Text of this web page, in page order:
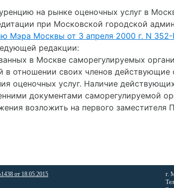
на рынке оценочных услуг в
при Московской городской
Мэра Москвы от 3 апреля 2000 г. N
редакции:
в Москве саморегулируемых
отношении своих членов действующие
оценочных услуг. Наличие
документами саморегулируемой
возложить на первого
от 18.05.2015
г.